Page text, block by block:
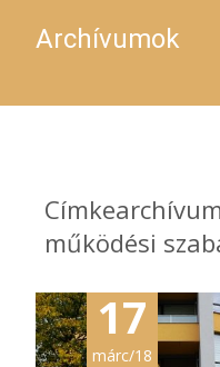
Archívumok
működési
17
márc/18